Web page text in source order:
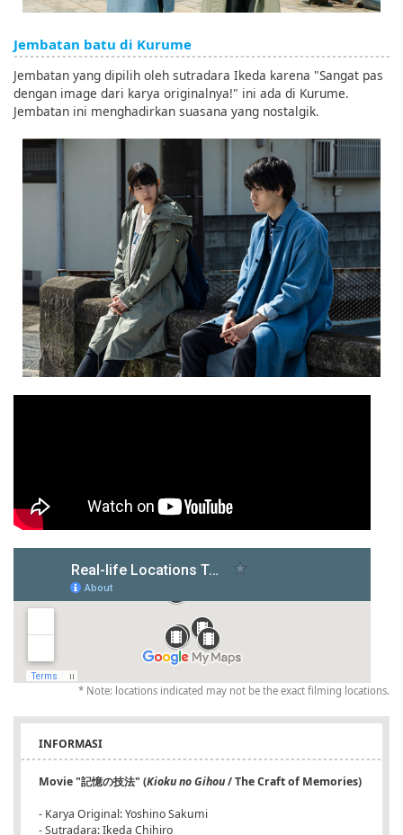
Jembatan batu di Kurume
Jembatan yang dipilih oleh sutradara Ikeda karena "Sangat pas
dengan image dari karya originalnya!" ini ada di Kurume.
Jembatan ini menghadirkan suasana yang nostalgik.
* Note: locations indicated may not be the exact filming locations.
INFORMASI
Movie "記憶の技法" (Kioku no Gihou/ The Craft of Memories)
- Karya Original: Yoshino Sakumi
- Sutradara: Ikeda Chihiro